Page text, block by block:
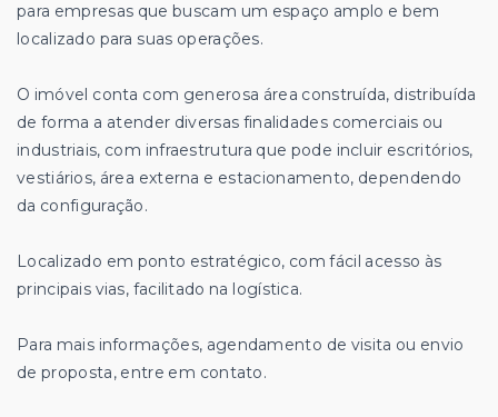
para empresas que buscam um espaço amplo e bem
localizado para suas operações.
O imóvel conta com generosa área construída, distribuída
de forma a atender diversas finalidades comerciais ou
industriais, com infraestrutura que pode incluir escritórios,
vestiários, área externa e estacionamento, dependendo
da configuração.
Localizado em ponto estratégico, com fácil acesso às
principais vias, facilitado na logística.
Para mais informações, agendamento de visita ou envio
de proposta, entre em contato.